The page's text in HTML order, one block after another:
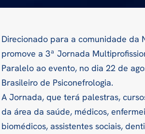
Direcionado para a comunidade da
promove a 3ª Jornada
Paralelo ao evento, no dia 22 de
Brasileiro de Psiconefrologia.
A Jornada, que terá palestras,
da área da saúde, médicos,
biomédicos, assistentes sociais,